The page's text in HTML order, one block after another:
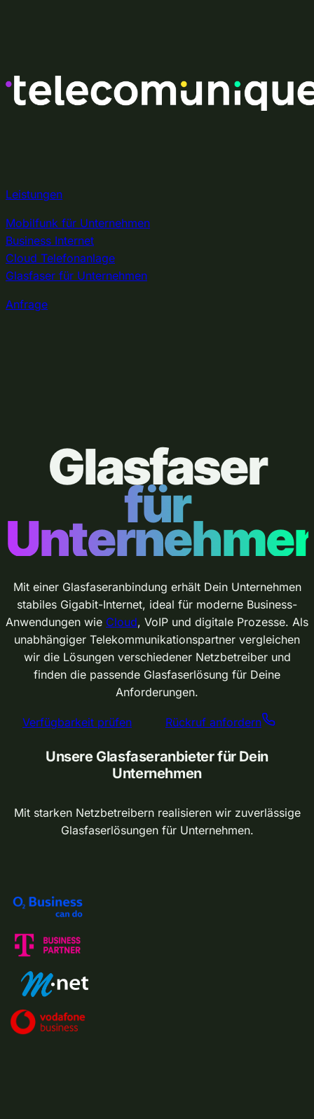
Leistungen
Mobilfunk für Unternehmen
Business Internet
Cloud Telefonanlage
Glasfaser für Unternehmen
Anfrage
a
s
e
r
t
r
n
e
h
m
Glasfaser
für
Mit einer Glasfaseranbindung erhält Dein Unternehmen
stabiles Gigabit-Internet, ideal für moderne Business-
Anwendungen wie Cloud, VoIP und digitale Prozesse. Als
unabhängiger Telekommunikationspartner vergleichen
wir die Lösungen verschiedener Netzbetreiber und
finden die passende Glasfaserlösung für Deine
Anforderungen.
Verfügbarkeit prüfen Rückruf anfordern
Unsere Glasfaseranbieter für Dein
Unternehmen
Mit starken Netzbetreibern realisieren wir zuverlässige
Glasfaserlösungen für Unternehmen.